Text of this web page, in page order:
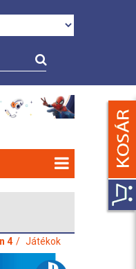
4 Játékok